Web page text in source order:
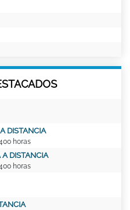
DISTANCIA
horas
A DISTANCIA
horas